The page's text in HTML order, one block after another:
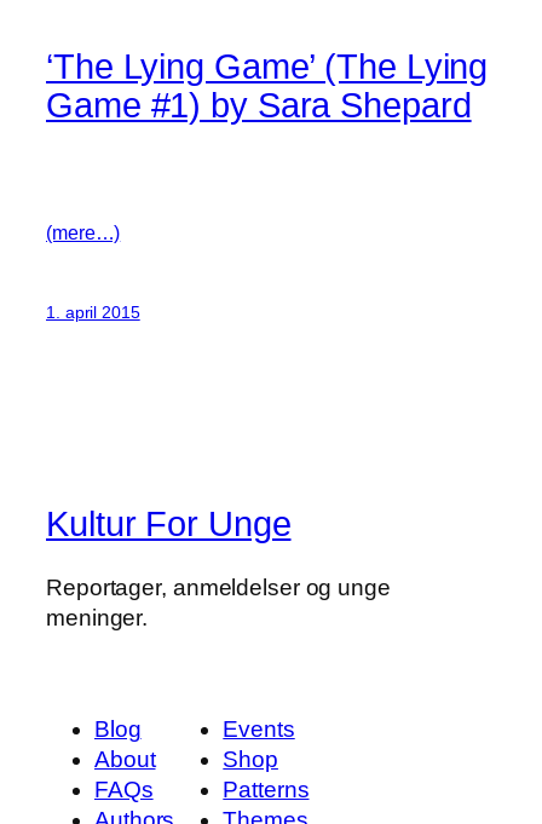
‘The Lying Game’ (The Lying
Game #1) by Sara Shepard
(mere…)
1. april 2015
Kultur For Unge
Reportager, anmeldelser og unge
meninger.
Blog
About
FAQs
Events
Shop
Patterns